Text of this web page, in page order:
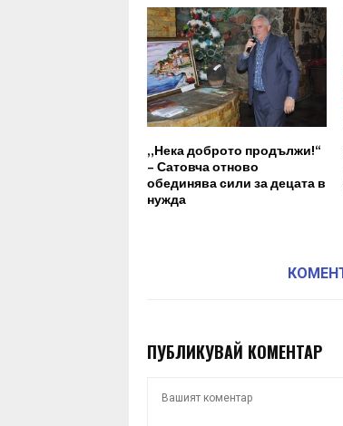
„Нека доброто продължи!“
– Сатовча отново
обединява сили за децата в
нужда
ПУБЛИКУВАЙ КОМЕНТАР